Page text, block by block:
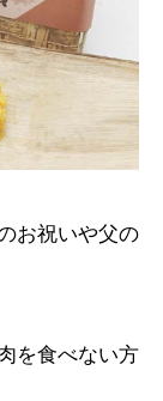
お祝いや父の
を食べない方